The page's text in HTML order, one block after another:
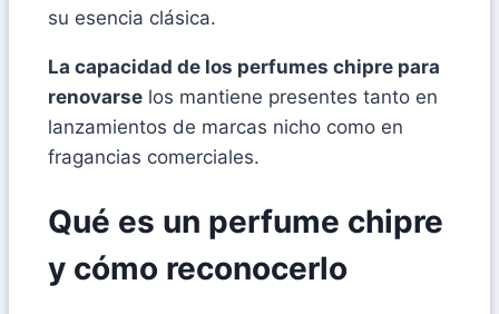
su esencia clásica.
La capacidad de los perfumes chipre para
renovarse los mantiene presentes tanto en
lanzamientos de marcas nicho como en
fragancias comerciales.
Qué es un perfume chipre
y cómo reconocerlo